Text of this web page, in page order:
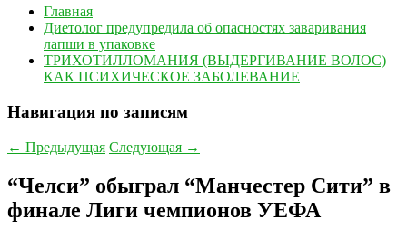
Главная
Диетолог предупредила об опасностях заваривания
лапши в упаковке
ТРИХОТИЛЛОМАНИЯ (ВЫДЕРГИВАНИЕ ВОЛОС)
КАК ПСИХИЧЕСКОЕ ЗАБОЛЕВАНИЕ
Навигация по записям
← Предыдущая Следующая →
“Челси” обыграл “Манчестер Сити” в
финале Лиги чемпионов УЕФА